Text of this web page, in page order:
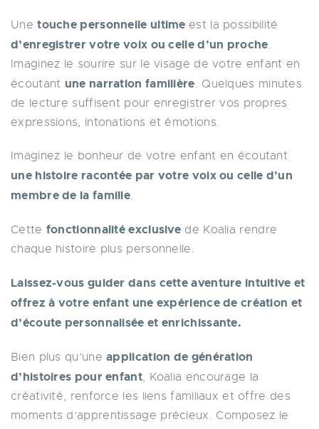
Unetouche personnelle ultimeest la possibilité
d’enregistrer votre voix ou celle d’un proche.
Imaginez le sourire sur le visage de votre enfant en
écoutant une narration familière. Quelques minutes
de lecture suffisent pour enregistrer vos propres
expressions, intonations et émotions.
Imaginez le bonheur de votre enfant en écoutant
une histoire racontée par votre voix ou celle d’un
membre de la famille.
Cette fonctionnalité exclusive de Koalia rendre
chaque histoire plus personnelle.
Laissez-vous guider dans cette aventure intuitive et
offrez à votre enfant une expérience de création et
d’écoute personnalisée et enrichissante.
Bien plus qu’uneapplication de génération
d’histoires pour enfant, Koalia encourage la
créativité, renforce les liens familiaux et offre des
moments d’apprentissage précieux. Composez le